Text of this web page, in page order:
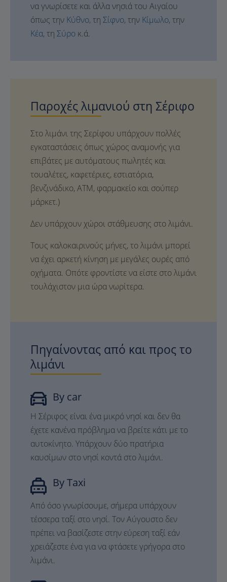
να γνωρίσετε και άλλα νησιά του Αιγαίου
όπως την Κύθνο,τη Σίφνο,την Κίμωλο,την
Κέα,τη Σύρο κ.ά.
Παροχές λιμανιού στη Σέριφο
Στο λιμάνι της Σερίφου υπάρχουν πολλές
εγκαταστάσεις όπως χώρος αναμονής για
επιβάτες με αυτόματους πωλητές και
τουαλέτες, καφετέριες, εστιατόρια,
βενζινάδικο, ATM, φαρμακείο και σούπερ
μάρκετ.)
Δεν υπάρχουν χώροι στάθμευσης στο λιμάνι.
Τους καλοκαιρινούς μήνες, το λιμάνι μπορεί
να έχει αρκετή κίνηση με μεγάλες ουρές από
οχήματα. Οπότε φροντίστε να είστε στο λιμάνι
τουλάχιστον μια ώρα νωρίτερα.
Πηγαίνοντας από και προς το
λιμάνι
By car
Η Σέριφος είναι ένα μικρό νησί και δεν θα
έχετε κανένα πρόβλημα να βρείτε κάτι με το
αυτοκίνητο. Υπάρχουν δύο πρατήρια
καυσίμων στο νησί κοντά στο λιμάνι.
By Taxi
Από όσο γνωρίσουμε, σήμερα υπάρχουν
τέσσερα ταξί στο νησί. Τον Αύγουστο δεν
πρέπει να βασίζεστε στην εύρεση ταξί εάν
χρειάζεστε ένα για να φτάσετε γρήγορα στο
λιμάνι.